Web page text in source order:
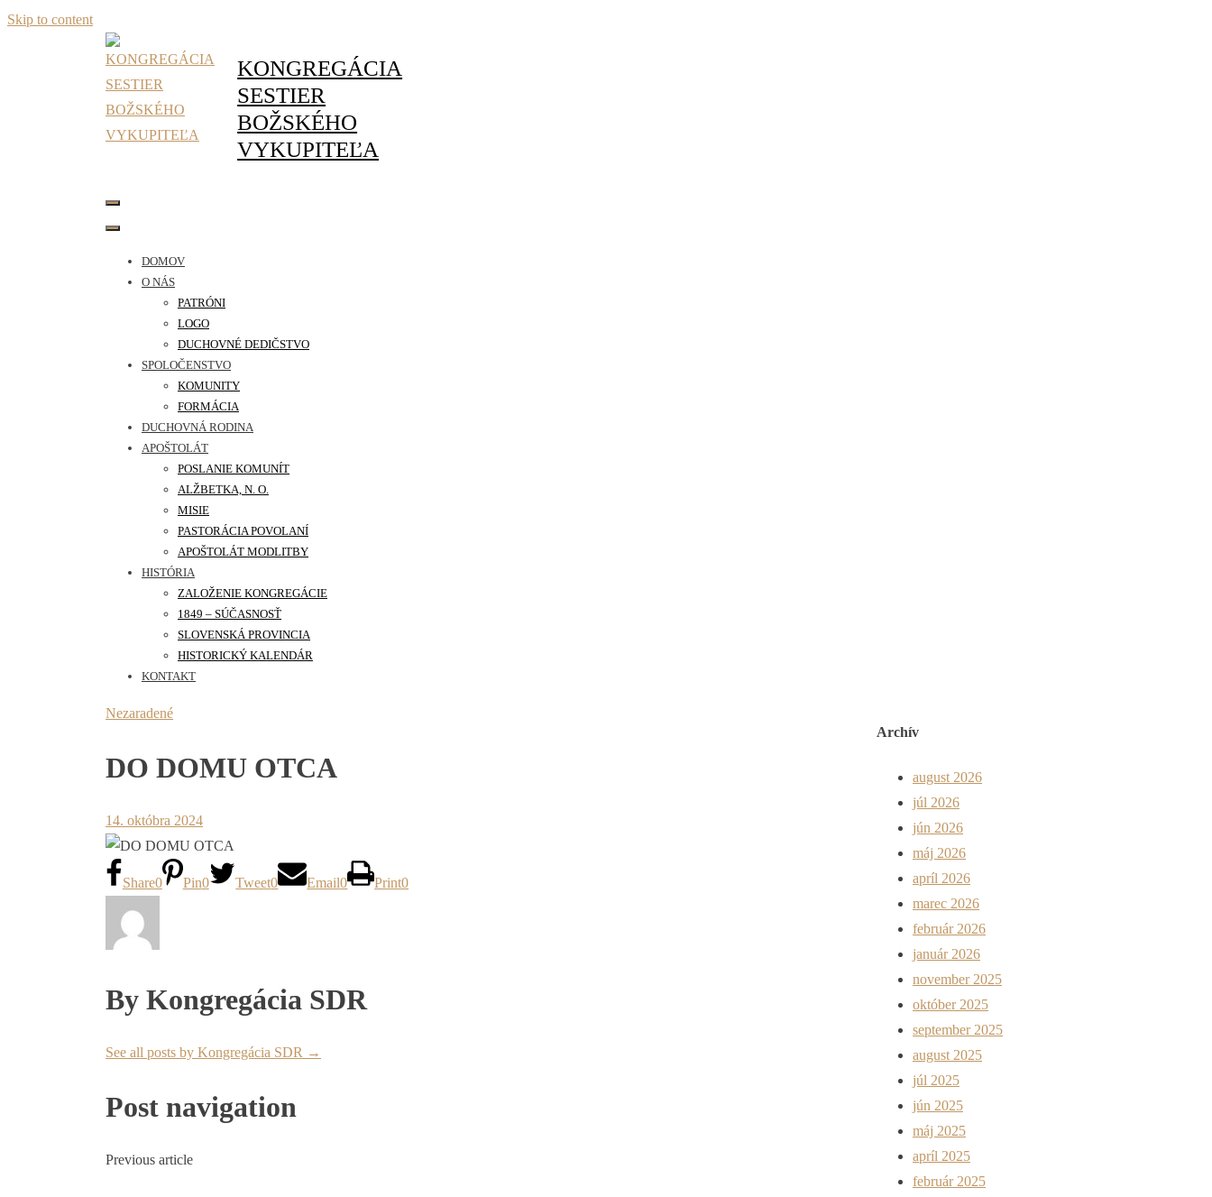
Skip to content
KONGREGÁCIA
SESTIER
BOŽSKÉHO
VYKUPITEĽA
DOMOV
O NÁS
PATRÓNI
LOGO
DUCHOVNÉ DEDIČSTVO
SPOLOČENSTVO
KOMUNITY
FORMÁCIA
DUCHOVNÁ RODINA
APOŠTOLÁT
POSLANIE KOMUNÍT
ALŽBETKA, N. O.
MISIE
PASTORÁCIA POVOLANÍ
APOŠTOLÁT MODLITBY
HISTÓRIA
ZALOŽENIE KONGREGÁCIE
1849 – SÚČASNOSŤ
SLOVENSKÁ PROVINCIA
HISTORICKÝ KALENDÁR
KONTAKT
Nezaradené
DO DOMU OTCA
14. októbra 2024
Share0 Pin0 Tweet0 Email0 Print0
By Kongregácia SDR
See all posts by Kongregácia SDR →
Post navigation
Previous article
Archív
august 2026
júl 2026
jún 2026
máj 2026
apríl 2026
marec 2026
február 2026
január 2026
november 2025
október 2025
september 2025
august 2025
júl 2025
jún 2025
máj 2025
apríl 2025
február 2025